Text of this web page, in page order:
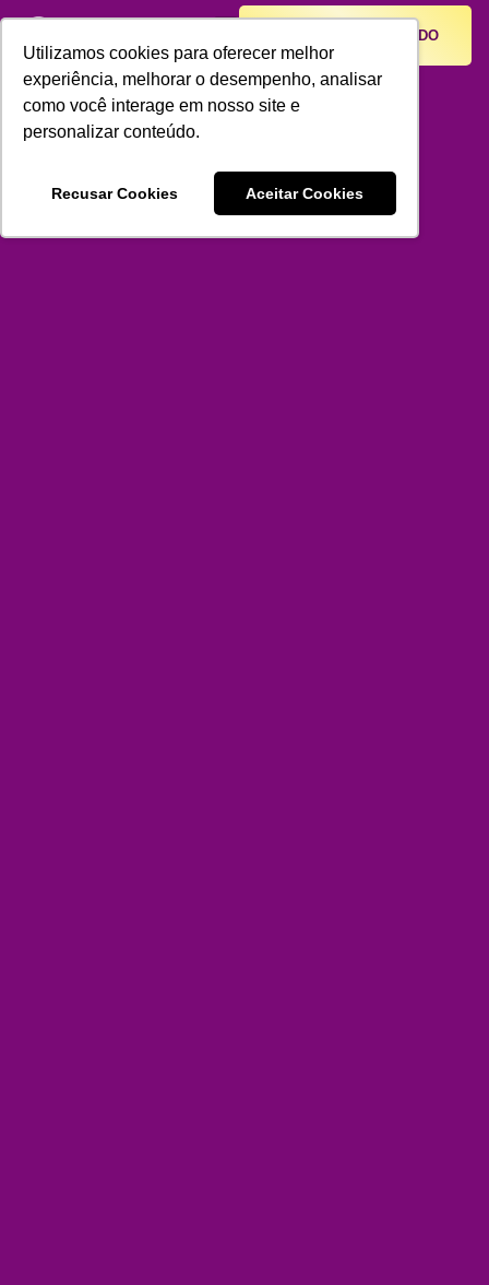
Utilizamos cookies para oferecer melhor
experiência, melhorar o desempenho, analisar
como você interage em nosso site e
personalizar conteúdo.
Recusar Cookies Aceitar Cookies
SEJA UM FRANQUEADO